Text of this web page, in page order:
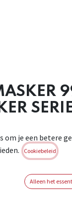
om
om je een betere
Cookiebeleid
Alleen het